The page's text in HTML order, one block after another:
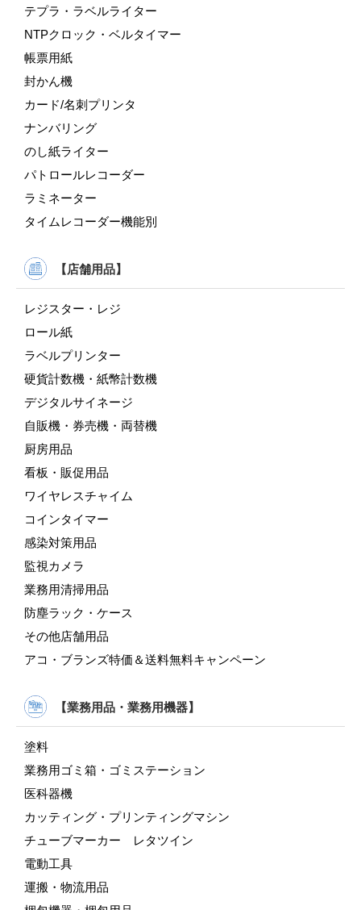
テプラ・ラベルライター
NTPクロック・ベルタイマー
帳票用紙
封かん機
カード/名刺プリンタ
ナンバリング
のし紙ライター
パトロールレコーダー
ラミネーター
タイムレコーダー機能別
【店舗用品】
レジスター・レジ
ロール紙
ラベルプリンター
硬貨計数機・紙幣計数機
デジタルサイネージ
自販機・券売機・両替機
厨房用品
看板・販促用品
ワイヤレスチャイム
コインタイマー
感染対策用品
監視カメラ
業務用清掃用品
防塵ラック・ケース
その他店舗用品
アコ・ブランズ特価＆送料無料キャンペーン
【業務用品・業務用機器】
塗料
業務用ゴミ箱・ゴミステーション
医科器機
カッティング・プリンティングマシン
チューブマーカー レタツイン
電動工具
運搬・物流用品